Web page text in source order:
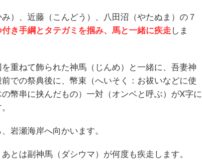
）、近藤（こんどう）、八田沼（やたぬま）の７
き手綱とタテガミを掴み、馬と一緒に疾走しま
重ねて飾られた神馬（じんめ）と一緒に、吾妻神
での祭典後に、幣束（へいそく：お祓いなどに使
幣串に挟んだもの）一対（オンベと呼ぶ）がX字に
岩瀬海岸へ向かいます。
とは副神馬（ダシウマ）が何度も疾走します。